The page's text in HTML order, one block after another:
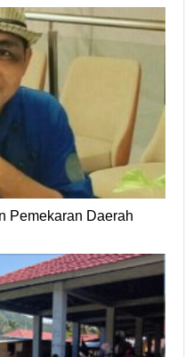
Pemekaran Daerah